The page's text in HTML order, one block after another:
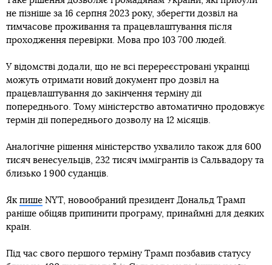
не пізніше за 16 серпня 2023 року, зберегти дозвіл на
тимчасове проживання та працевлаштування після
проходження перевірки. Мова про 103 700 людей.
У відомстві додали, що не всі перереєстровані українці
можуть отримати новий документ про дозвіл на
працевлаштування до закінчення терміну дії
попереднього. Тому міністерство автоматично продовжує
термін дії попереднього дозволу на 12 місяців.
Аналогічне рішення міністерство ухвалило також для 600
тисяч венесуельців, 232 тисяч іммігрантів із Сальвадору та
близько 1 900 суданців.
Як пише NYT, новообраний президент Дональд Трамп
раніше обіцяв припинити програму, принаймні для деяких
країн.
Під час свого першого терміну Трамп позбавив статусу